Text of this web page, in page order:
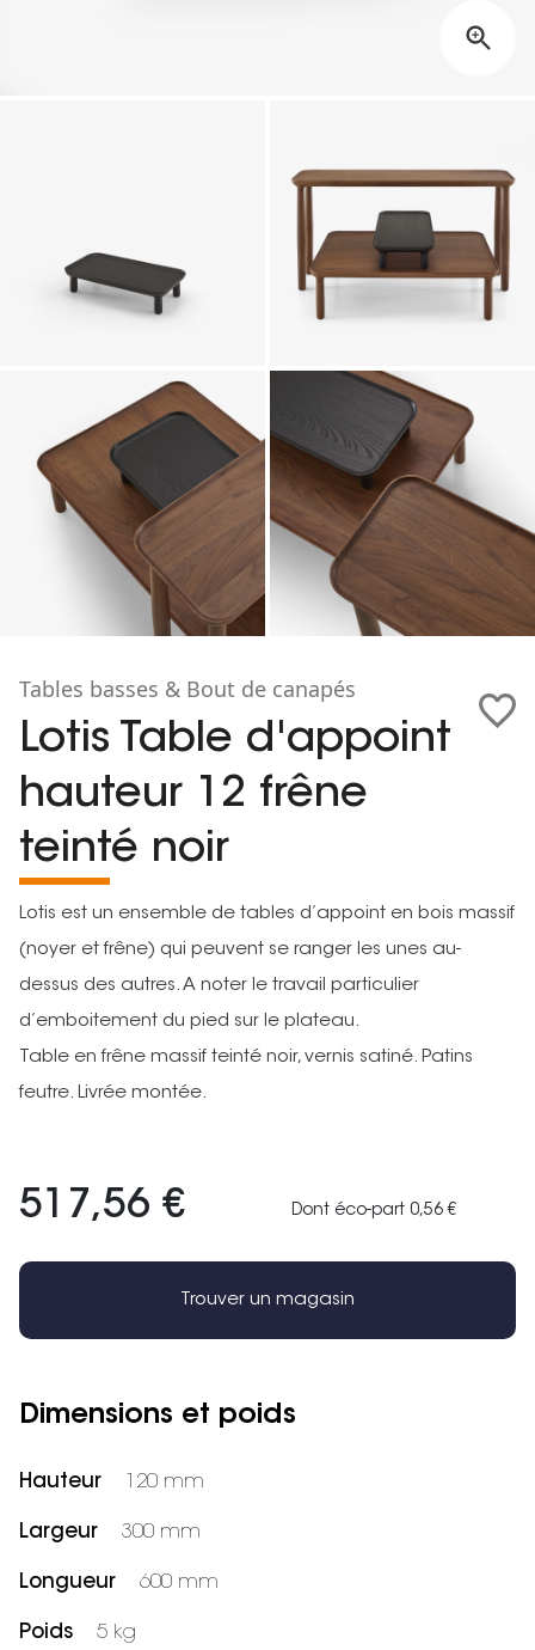
Tables basses & Bout de canapés
Lotis Table d'appoint
hauteur 12 frêne
teinté noir
Lotis est un ensemble de tables d’appoint en bois massif
(noyer et frêne) qui peuvent se ranger les unes au-
dessus des autres. A noter le travail particulier
d’emboitement du pied sur le plateau.
Table en frêne massif teinté noir, vernis satiné. Patins
feutre. Livrée montée.
517,56 € Dont éco-part 0,56 €
Trouver un magasin
Dimensions et poids
Hauteur 120 mm
Largeur 300 mm
Longueur 600 mm
Poids 5 kg